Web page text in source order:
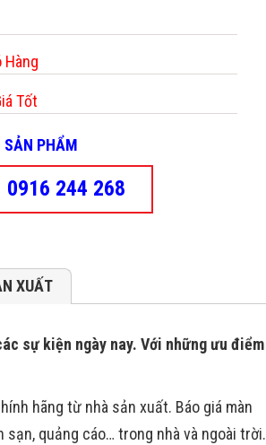
Hàng
Tốt
PHẨM
0916 244 268
XUẤT
sự kiện ngày nay. Với những ưu điểm
hãng từ nhà sản xuất. Báo giá màn
quảng cáo… trong nhà và ngoài trời.